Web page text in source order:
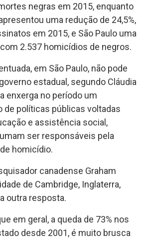
negras em 2015, enquanto
uma redução de 24,5%,
em 2015, e São Paulo uma
2.537 homicídios de negros.
em São Paulo, não pode
estadual, segundo Cláudia
enxerga no período um
de políticas públicas voltadas
e assistência social,
ser responsáveis pela
homicídio.
canadense Graham
de Cambridge, Inglaterra,
outra resposta.
em geral, a queda de 73% nos
desde 2001, é muito brusca